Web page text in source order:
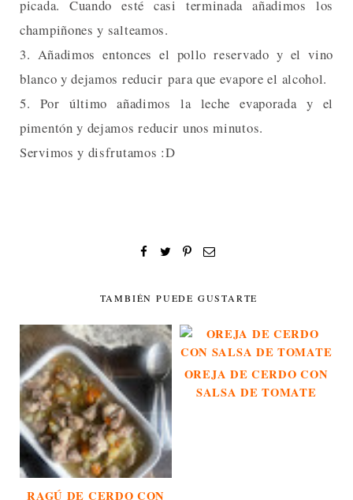
picada. Cuando esté casi terminada añadimos los
champiñones y salteamos.
3. Añadimos entonces el pollo reservado y el vino
blanco y dejamos reducir para que evapore el alcohol.
5. Por último añadimos la leche evaporada y el
pimentón y dejamos reducir unos minutos.
Servimos y disfrutamos :D
TAMBIÉN PUEDE GUSTARTE
RAGÚ DE CERDO CON
OREJA DE CERDO CON
SALSA DE TOMATE